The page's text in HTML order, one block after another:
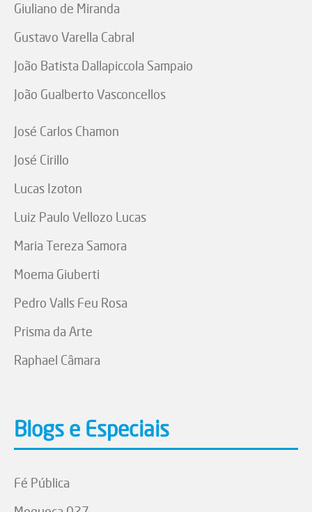
Giuliano de Miranda
Gustavo Varella Cabral
João Batista Dallapiccola Sampaio
João Gualberto Vasconcellos
José Carlos Chamon
José Cirillo
Lucas Izoton
Luiz Paulo Vellozo Lucas
Maria Tereza Samora
Moema Giuberti
Pedro Valls Feu Rosa
Prisma da Arte
Raphael Câmara
Blogs e Especiais
Fé Pública